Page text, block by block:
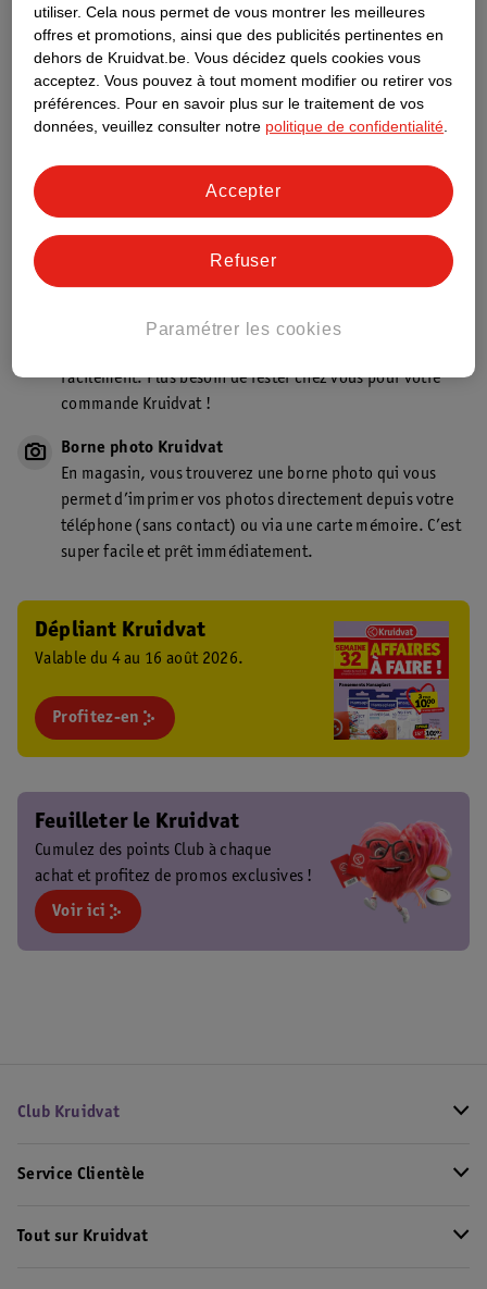
Découvrez dès maintenant l’impact
de marque Kruidvat préférés !
Aussi dans ce magasin
Point de retrait Kruidvat.be
facilement. Plus besoin de rester chez vous pour votre
commande Kruidvat !
Borne photo Kruidvat
En magasin, vous trouverez une borne photo qui vous
permet d’imprimer vos photos directement depuis votre
téléphone (sans contact) ou via une carte mémoire. C’est
super facile et prêt immédiatement.
Dépliant Kruidvat
Valable du 4 au 16 août 2026.
Profitez-en
Feuilleter le Kruidvat
Cumulez des points Club à chaque
achat et profitez de promos exclusives !
Voir ici
Club Kruidvat
Service Clientèle
Tout sur Kruidvat
utiliser. Cela nous permet de vous montrer les meilleures
offres et promotions, ainsi que des publicités pertinentes en
dehors de Kruidvat.be. Vous décidez quels cookies vous
acceptez. Vous pouvez à tout moment modifier ou retirer vos
préférences. Pour en savoir plus sur le traitement de vos
données, veuillez consulter notre politique de confidentialité.
Paramétrer les cookies
Refuser
Accepter